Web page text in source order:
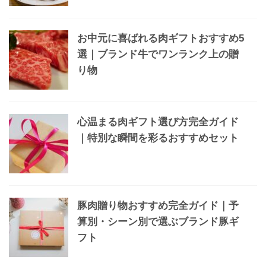
お中元に喜ばれる肉ギフトおすすめ5
選｜ブランド牛でワンランク上の贈
り物
心温まる肉ギフト選び方完全ガイド
｜特別な瞬間を彩るおすすめセット
豚肉贈り物おすすめ完全ガイド｜予
算別・シーン別で選ぶブランド豚ギ
フト